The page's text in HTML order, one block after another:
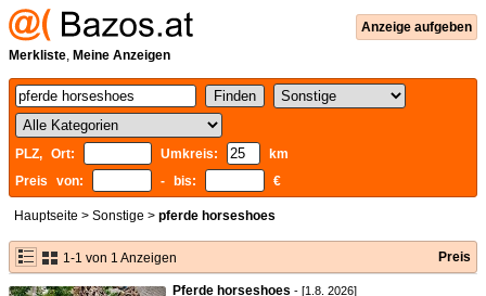
Anzeige aufgeben
Merkliste, Meine Anzeigen
PLZ, Ort: Umkreis:
km
Preis von:
- bis: €
Hauptseite > Sonstige > pferde horseshoes
1-1 von 1 Anzeigen Preis
Pferde horseshoes - [1.8. 2026]